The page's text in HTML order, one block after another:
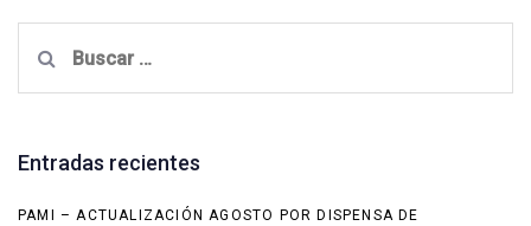
Entradas recientes
PAMI – ACTUALIZACIÓN AGOSTO POR DISPENSA DE